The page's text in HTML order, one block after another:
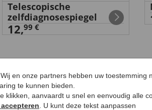
Telescopische
zelfdiagnosespiegel
12,99 €
KLANTEN ZEGGEN
Wij en onze partners hebben uw toestemming
te kunnen bieden.
klikken, aanvaardt u snel en eenvoudig alle
. U kunt deze tekst aanpassen